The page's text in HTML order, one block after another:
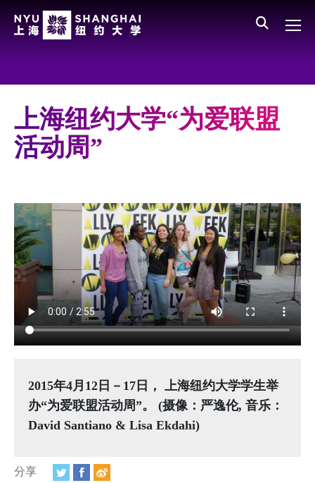
All NYU
学校领导
师资队伍
人物
媒体视点
视频
相册
新闻简报
上海纽约大学汇刊
学生说
上海纽约大学“为爱联盟
活动周”
2015年4月12日－17日， 上海纽约大学学生举
办“为爱联盟活动周”。 (摄像：严逸伦, 音乐：
David Santiano & Lisa Ekdahi)
分享